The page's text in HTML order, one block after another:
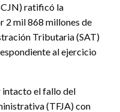
ratificó la
2 mil 868 millones de
Tributaria (SAT)
al ejercicio
el fallo del
(TFJA) con